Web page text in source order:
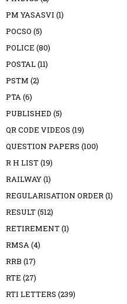
PM YASASVI (1)
POCSO (5)
POLICE (80)
POSTAL(11)
PSTM (2)
PTA(6)
PUBLISHED (5)
QR CODE VIDEOS (19)
QUESTION PAPERS (100)
R H LIST(19)
RAILWAY(1)
REGULARISATION ORDER(1)
RESULT(512)
RETIREMENT(1)
RMSA(4)
RRB (17)
RTE (27)
RTI LETTERS (239)